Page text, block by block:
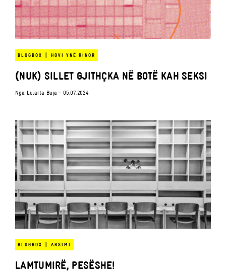
BLOGBOX | HOVI YNË RINOR
(NUK) SILLET GJITHÇKA NË BOTË KAH SEKSI
Nga Lularta Buja - 05.07.2024
BLOGBOX | ARSIMI
LAMTUMIRË, PESËSHE!